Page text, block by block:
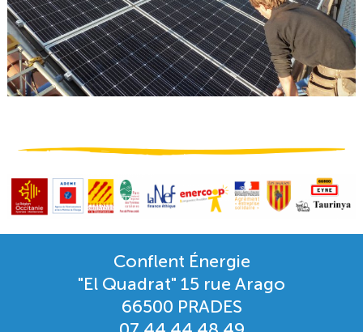
Conflent Énergie
"El Quadrat" 15 rue Arago
66500 PRADES